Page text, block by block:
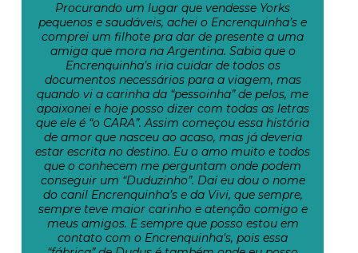
Procurando um lugar que vendesse Yorks
pequenos e saudáveis, achei o Encrenquinha’s e
comprei um filhote pra dar de presente a uma
amiga que mora na Argentina. Sabia que o
Encrenquinha’s iria cuidar de todos os
documentos necessários para a viagem, mas
quando vi a carinha da “pessoinha” de pelos, me
apaixonei e hoje posso dizer com todas as letras
que ele é “o CARA”. Assim começou essa história
de amor que nasceu ao acaso, mas já deveria
estar escrita no destino. Eu o amo muito e todos
que o conhecem me perguntam onde podem
conseguir um “Duduzinho”. Daí eu dou o nome
do canil Encrenquinha’s e da Vivi, que sempre,
sempre teve maior carinho e atenção comigo e
meus amigos. E sempre que posso estou em
contato com o Encrenquinha’s, pois essa